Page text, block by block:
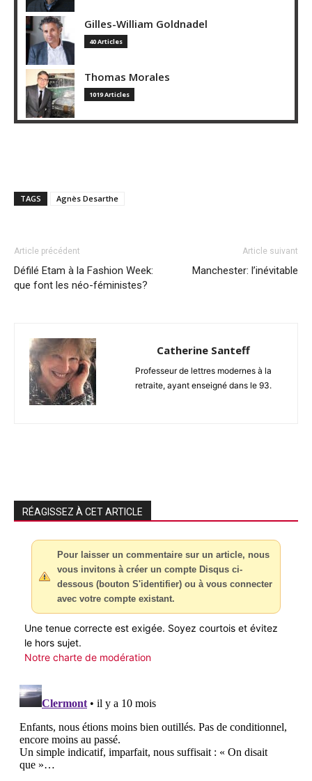
Gilles-William Goldnadel
40 Articles
Thomas Morales
1019 Articles
TAGS Agnès Desarthe
Article précédent
Défilé Etam à la Fashion Week:
que font les néo-féministes?
Article suivant
Manchester: l’inévitable
Catherine Santeff
Professeur de lettres modernes à la
retraite, ayant enseigné dans le 93.
RÉAGISSEZ À CET ARTICLE
Pour laisser un commentaire sur un article, nous
vous invitons à créer un compte Disqus ci-
dessous (bouton S'identifier) ou à vous connecter
avec votre compte existant.
Une tenue correcte est exigée. Soyez courtois et évitez
le hors sujet.
Notre charte de modération